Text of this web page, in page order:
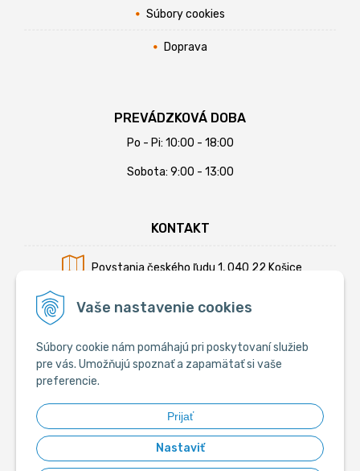
Vaše nastavenie cookies
Súbory cookie nám pomáhajú pri poskytovaní služieb
pre vás. Umožňujú spoznať a zapamätať si vaše
preferencie.
Prijať
Nastaviť
Súbory cookies
Doprava
PREVÁDZKOVÁ DOBA
Po - Pi: 10:00 - 18:00
Sobota: 9:00 - 13:00
KONTAKT
Povstania českého ľudu 1, 040 22 Košice
Mobil:+421 902 794 355
E-mail:info@krmiva.sk